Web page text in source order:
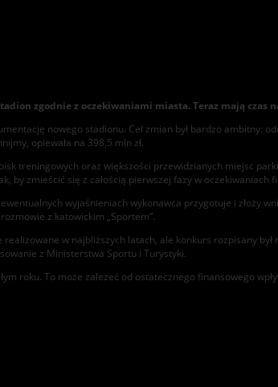
zgodnie z oczekiwaniami miasta. Teraz mają
nowego stadionu. Cel zmian był bardzo ambitny:
opiewała na 398,5 mln zł.
treningowych oraz większości przewidzianych miejsc
by zmieścić się z całością pierwszej fazy w oczekiwaniach
wyjaśnieniach wykonawca przygotuje i złoży
z katowickim „Sportem”.
w najbliższych latach, ale konkurs rozpisany był
z Ministerstwa Sportu i Turystyki.
roku. To może zależeć od ostatecznego finansowego